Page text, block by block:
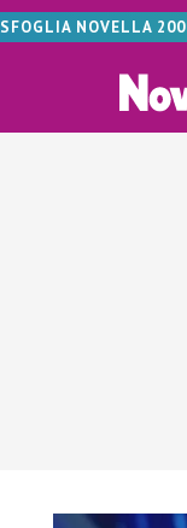
SFOGLIA NOVELLA